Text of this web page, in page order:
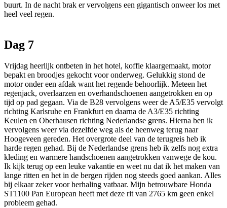
buurt. In de nacht brak er vervolgens een gigantisch onweer los met
heel veel regen.
Dag 7
Vrijdag heerlijk ontbeten in het hotel, koffie klaargemaakt, motor
bepakt en broodjes gekocht voor onderweg. Gelukkig stond de
motor onder een afdak want het regende behoorlijk. Meteen het
regenjack, overlaarzen en overhandschoenen aangetrokken en op
tijd op pad gegaan. Via de B28 vervolgens weer de A5/E35 vervolgt
richting Karlsruhe en Frankfurt en daarna de A3/E35 richting
Keulen en Oberhausen richting Nederlandse grens. Hierna ben ik
vervolgens weer via dezelfde weg als de heenweg terug naar
Hoogeveen gereden. Het overgrote deel van de terugreis heb ik
harde regen gehad. Bij de Nederlandse grens heb ik zelfs nog extra
kleding en warmere handschoenen aangetrokken vanwege de kou.
Ik kijk terug op een leuke vakantie en weet nu dat ik het maken van
lange ritten en het in de bergen rijden nog steeds goed aankan. Alles
bij elkaar zeker voor herhaling vatbaar. Mijn betrouwbare Honda
ST1100 Pan European heeft met deze rit van 2765 km geen enkel
probleem gehad.